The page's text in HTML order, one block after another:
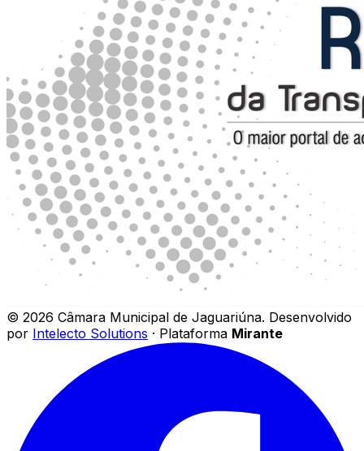
© 2026 Câmara Municipal de Jaguariúna. Desenvolvido
por Intelecto Solutions · Plataforma Mirante